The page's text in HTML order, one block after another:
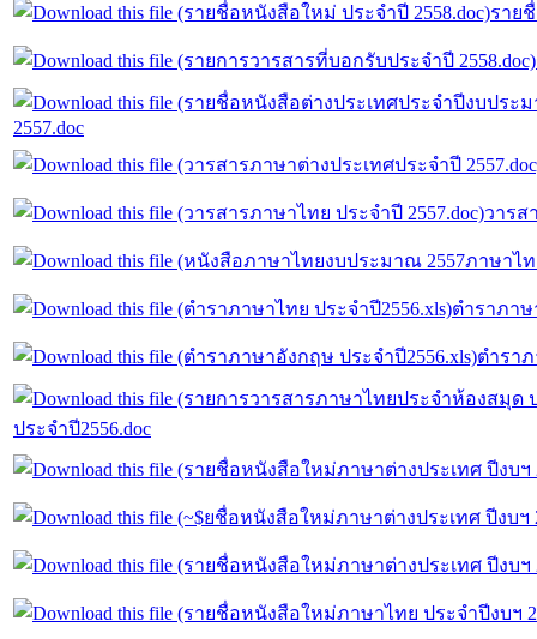
ราย
2557.doc
วารส
ตำราภาษ
ตำรา
ประจำปี2556.doc